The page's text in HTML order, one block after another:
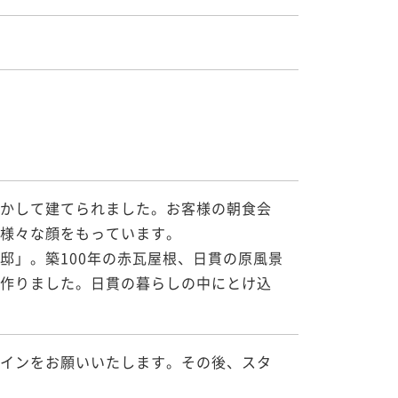
して建てられました。お客様の朝食会
々な顔をもっています。
」。築100年の赤瓦屋根、日貫の原風景
りました。日貫の暮らしの中にとけ込
ンをお願いいたします。その後、スタ